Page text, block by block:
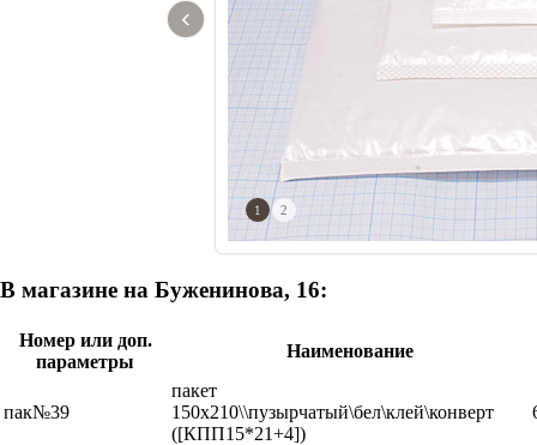
‹
1 2
В магазине на Буженинова, 16:
Номер или доп.
параметры
Наименование
пак№39
пакет
150x210\\пузырчатый\бел\клей\конверт
([КПП15*21+4])